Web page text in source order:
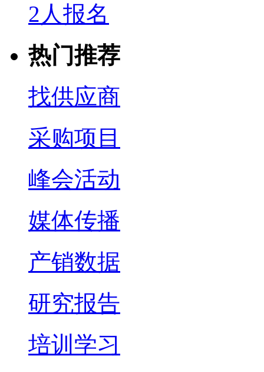
2人报名
热门推荐
找供应商
采购项目
峰会活动
媒体传播
产销数据
研究报告
培训学习